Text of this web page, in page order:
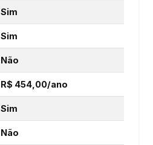
Sim
Sim
Não
R$ 454,00/ano
Sim
Não